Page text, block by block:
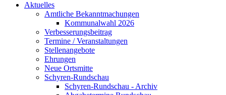
Aktuelles
Amtliche Bekanntmachungen
Kommunalwahl 2026
Verbesserungsbeitrag
Termine / Veranstaltungen
Stellenangebote
Ehrungen
Neue Ortsmitte
Schyren-Rundschau
Schyren-Rundschau - Archiv